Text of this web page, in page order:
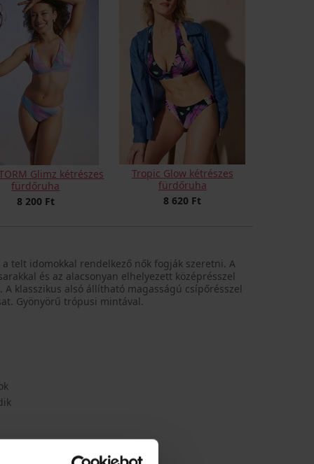
Glimz kétrészes
fürdőruha
8 200 Ft
Tropic Glow kétrészes
fürdőruha
8 620 Ft
telt idomokkal rendelkező nők fogják szeretni. A
és az alacsonyan elhelyezett középrésszel
klasszikus alsó állítható magasságú csípőrésszel
Gyönyörű trópusi mintával.